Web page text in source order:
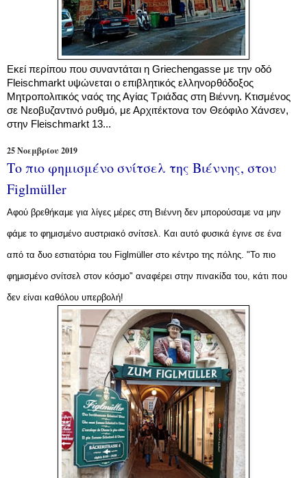
Εκεί περίπου που συναντάται η Griechengasse με την οδό
Fleischmarkt υψώνεται ο επιβλητικός ελληνορθόδοξος
Μητροπολιτικός ναός της Αγίας Τριάδας στη Βιέννη. Κτισμένος
σε Νεοβυζαντινό ρυθμό, με Αρχιτέκτονα τον Θεόφιλο Χάνσεν,
στην Fleischmarkt 13...
25 Νοεμβρίου 2019
Το πιο φημισμένο σνίτσελ της Βιέννης, στου
Figlmüller
Αφού βρεθήκαμε για λίγες μέρες στη Βιέννη δεν μπορούσαμε να μην
φάμε το φημισμένο αυστριακό σνίτσελ. Και αυτό φυσικά έγινε σε ένα
από τα δυο εστιατόρια του Figlmüller στο κέντρο της πόλης. "Το πιο
φημισμένο σνίτσελ στον κόσμο" αναφέρει στην πινακίδα του, κάτι που
δεν είναι καθόλου υπερβολή!